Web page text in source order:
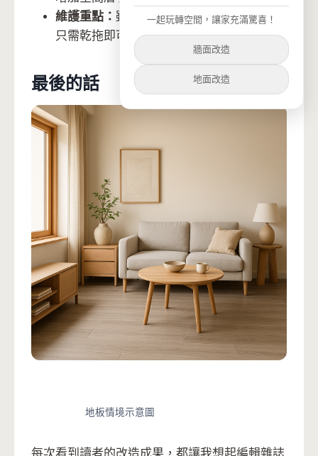
維護重點： 雖然是免膠免釘安裝，日常清潔
只需乾拖即可保持光澤
最後的話
地板情境示意圖
一起玩轉空間，讓家充滿驚喜！
牆面改造
地面改造